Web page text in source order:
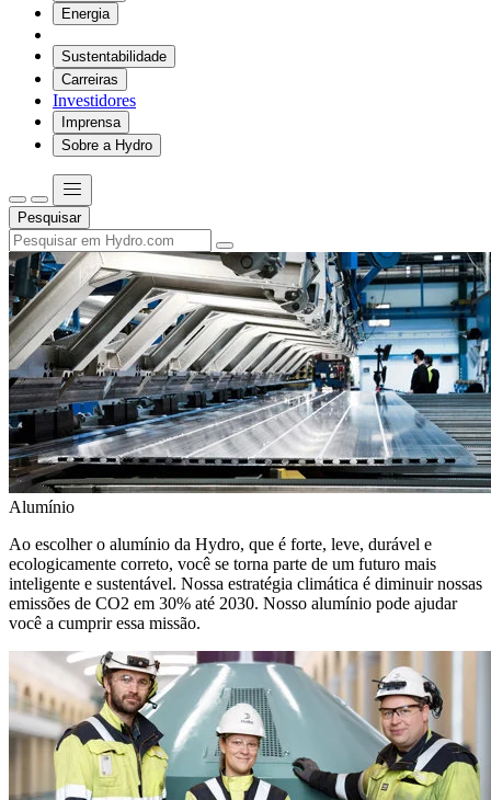
Energia
Sustentabilidade
Carreiras
Investidores
Imprensa
Sobre a Hydro
Pesquisar
Alumínio
Ao escolher o alumínio da Hydro, que é forte, leve, durável e
ecologicamente correto, você se torna parte de um futuro mais
inteligente e sustentável. Nossa estratégia climática é diminuir nossas
emissões de CO2 em 30% até 2030. Nosso alumínio pode ajudar
você a cumprir essa missão.